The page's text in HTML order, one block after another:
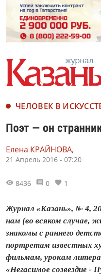
ЧЕЛОВЕК В
Поэт — он
Елена КРАЙНОВА,
21 Апрель 2016 - 07:20
8436 0 1
Журнал «Казань», № 4,
нам (во всяком случае,
знакомы с раннего
портретам известных
фильмам, урокам
«Негасимое созвездие -